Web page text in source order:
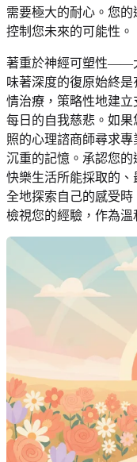
需要極大的耐心。您
控制您未來的可能性。
著重於神經可塑性——
味著深度的復原始終
情治療，策略性地建
每日的自我慈悲。如
照的心理諮商師尋求
沉重的記憶。承認您的
快樂生活所能採取的
全地探索自己的感受
檢視您的經驗，作為溫